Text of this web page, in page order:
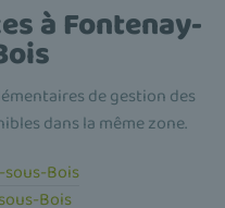
à Fontenay-
de gestion des
dans la même zone.
sous-Bois
Bois